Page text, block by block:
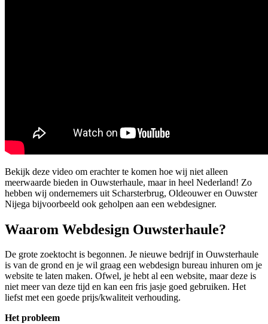
Bekijk deze video om erachter te komen hoe wij niet alleen
meerwaarde bieden in Ouwsterhaule, maar in heel Nederland! Zo
hebben wij ondernemers uit Scharsterbrug, Oldeouwer en Ouwster
Nijega bijvoorbeeld ook geholpen aan een webdesigner.
Waarom Webdesign Ouwsterhaule?
De grote zoektocht is begonnen. Je nieuwe bedrijf in Ouwsterhaule
is van de grond en je wil graag een webdesign bureau inhuren om je
website te laten maken. Ofwel, je hebt al een website, maar deze is
niet meer van deze tijd en kan een fris jasje goed gebruiken. Het
liefst met een goede prijs/kwaliteit verhouding.
Het probleem